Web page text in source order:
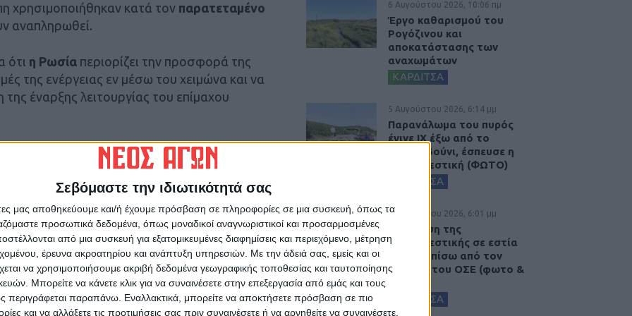
Σεβόμαστε την ιδιωτικότητά σας
μας αποθηκεύουμε και/ή έχουμε πρόσβαση σε πληροφορίες σε μια συσκευή, όπως τα
προσωπικά δεδομένα, όπως μοναδικοί αναγνωριστικοί και προσαρμοσμένες
από μια συσκευή για εξατομικευμένες διαφημίσεις και περιεχόμενο, μέτρηση
έρευνα ακροατηρίου και ανάπτυξη υπηρεσιών. Με την άδειά σας, εμείς και οι
να χρησιμοποιήσουμε ακριβή δεδομένα γεωγραφικής τοποθεσίας και ταυτοποίησης
Μπορείτε να κάνετε κλικ για να συναινέσετε στην επεξεργασία από εμάς και τους
περιγράφεται παραπάνω. Εναλλακτικά, μπορείτε να αποκτήσετε πρόσβαση σε πιο
και να αλλάξετε τις προτιμήσεις σας πριν συναινέσετε ή να αρνηθείτε να συναινέσετε.
χρησιμοποιήθηκαν κατά τον παρατεταμένο
αναπληρωθεί.
ότι η Ρωσία περιορίζει την προσφορά της
της ενέργειας εν μέσω του χειμώνα και να
της έναρξης λειτουργίας του επίμαχου
έχει μειώσει τη ροή τουφυσικού αερίου
αποθήκες στη Γερμανία είναι σχεδόν
Γερμανία, που διαθέτει τις μεγαλύτερες
με τις χειμωνιάτικες συνθήκες,
νακαταναλώνει φυσικό αέριο με υψηλούς
κυριαρχούν αυτή την εβδομάδα, θα
αέριο για την παραγωγή ηλεκτρικού
ανανεώσιμων πηγών ενέργειαςτης Ευρώπης
6 Αυγούστου 2026, 10:06 πμ
Έργο καθαρισμού του
Ρογόζινου και
αποκατάστασης των
αναχωμάτων
ΚΑΡΔΙΤΣΑ
5 Αυγούστου 2026, 6:14 μμ
Παρανάλωμα του πυρός
έγινε ΙΧ έξω από το
Μορφοβούνι, έσπευσε η
Πυροσβεστική (ΦΩΤΟ)
ΚΑΡΔΙΤΣΑ
5 Αυγούστου 2026, 6:01 μμ
Επέμβαση της
Πυροσβεστικής σε εστία
φωτιάς πίσω από τον
σταθμό του ΟΣΕ (φωτο &
ΚΑΡΔΙΤΣΑ